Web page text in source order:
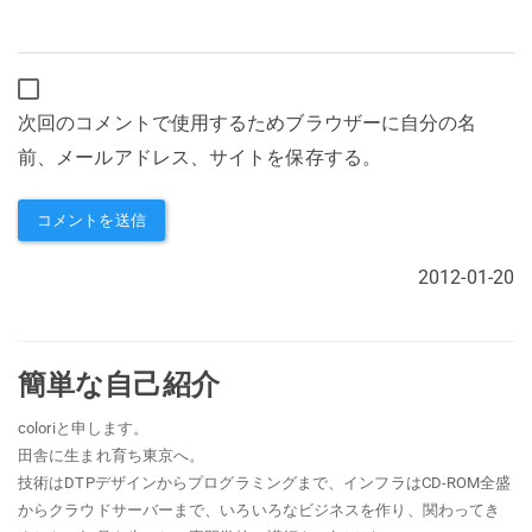
次回のコメントで使用するためブラウザーに自分の名
前、メールアドレス、サイトを保存する。
2012-01-20
簡単な自己紹介
coloriと申します。
田舎に生まれ育ち東京へ。
技術はDTPデザインからプログラミングまで、インフラはCD-ROM全盛
からクラウドサーバーまで、いろいろなビジネスを作り、関わってき